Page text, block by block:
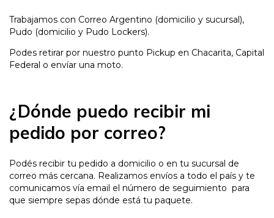
Trabajamos con Correo Argentino (domicilio y sucursal),
Pudo (domicilio y Pudo Lockers).
Podes retirar por nuestro punto Pickup en Chacarita, Capital
Federal o envíar una moto.
¿Dónde puedo recibir mi
pedido por correo?
Podés recibir tu pedido a domicilio o en tu sucursal de
correo más cercana. Realizamos envíos a todo el país y te
comunicamos vía email el número de seguimiento para
que siempre sepas dónde está tu paquete.